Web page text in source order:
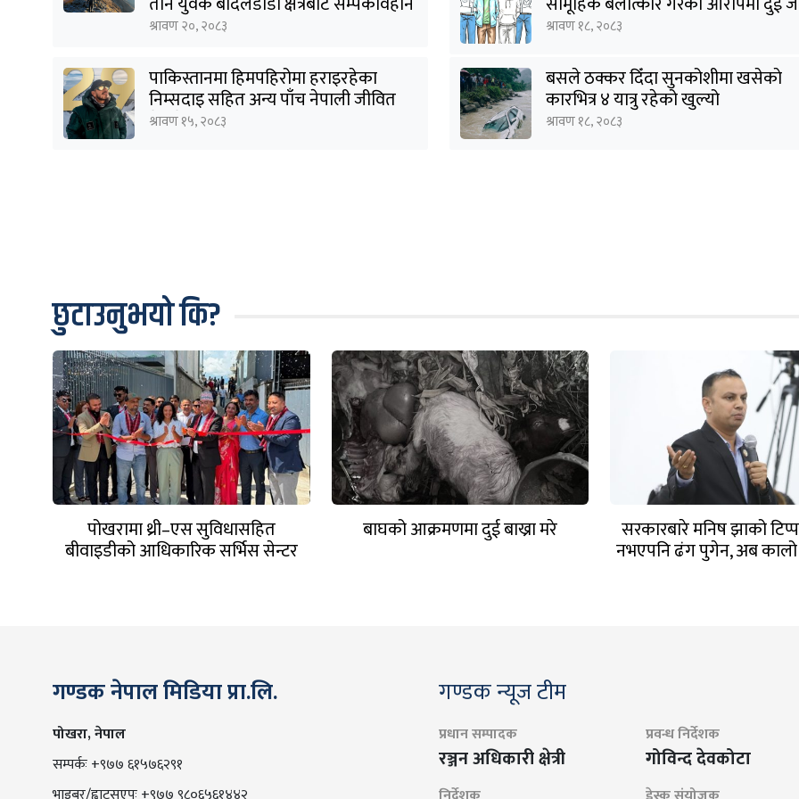
श्रावण २०, २०८३ पक्राउ
श्रावण १८, २०८३
पाकिस्तानमा हिमपहिरोमा हराइरहेका
निम्सदाइ सहित अन्य पाँच नेपाली जीवित
भेटिने आशा कमजोर, युक्तको शव
श्रावण १५, २०८३
बसले ठक्कर दिँदा सुनकोशीमा खसेकाे
कारभित्र ४ यात्रु रहेको खुल्यो
श्रावण १८, २०८३
छुटाउनुभयो कि?
पोखरामा थ्री–एस सुविधासहित
बीवाइडीको आधिकारिक सर्भिस सेन्टर
बाघको आक्रमणमा दुई बाख्रा मरे सरकारबारे मनिष झाको
नभएपनि ढंग पुगेन, अब कालो
गण्डक नेपाल मिडिया प्रा.लि.
पोखरा, नेपाल
सम्पर्कः +९७७ ६१५७६२९१
गण्डक न्यूज टीम
प्रधान सम्पादक
रञ्जन अधिकारी क्षेत्री
प्रवन्ध निर्देशक
गोविन्द देवकोटा